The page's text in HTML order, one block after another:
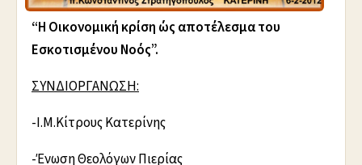
“Η Οικονομική κρίση ώς αποτέλεσμα του
Εσκοτισμένου Νοός”.
ΣΥΝΔΙΟΡΓΑΝΩΣΗ:
-Ι.Μ.Κίτρους Κατερίνης
-Ένωση Θεολόγων Πιερίας